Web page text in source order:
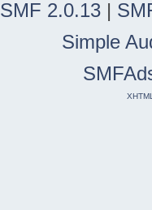
SMF 2.0.13 |
Simple